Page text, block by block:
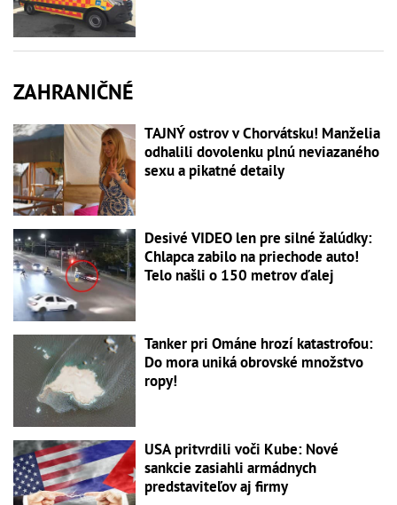
ZAHRANIČNÉ
TAJNÝ ostrov v Chorvátsku! Manželia
odhalili dovolenku plnú neviazaného
sexu a pikatné detaily
Desivé VIDEO len pre silné žalúdky:
Chlapca zabilo na priechode auto!
Telo našli o 150 metrov ďalej
Tanker pri Ománe hrozí katastrofou:
Do mora uniká obrovské množstvo
ropy!
USA pritvrdili voči Kube: Nové
sankcie zasiahli armádnych
predstaviteľov aj firmy